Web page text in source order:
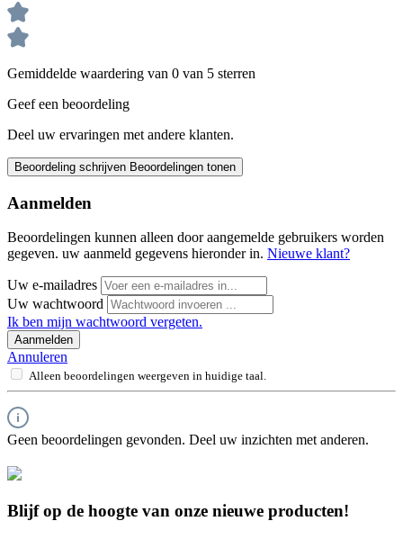
Gemiddelde waardering van 0 van 5 sterren
Geef een beoordeling
Deel uw ervaringen met andere klanten.
Beoordeling schrijven Beoordelingen tonen
Aanmelden
Beoordelingen kunnen alleen door aangemelde gebruikers worden
gegeven. uw aanmeld gegevens hieronder in. Nieuwe klant?
Uw e-mailadres
Uw wachtwoord
Ik ben mijn wachtwoord vergeten.
Aanmelden
Annuleren
Alleen beoordelingen weergeven in huidige taal.
Geen beoordelingen gevonden. Deel uw inzichten met anderen.
Blijf op de hoogte van onze nieuwe producten!